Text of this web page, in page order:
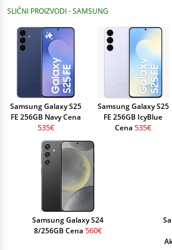
SLIČNI PROIZVODI - SAMSUNG
Samsung Galaxy S25
FE 256GB Navy Cena
535€
Samsung Galaxy S25
FE 256GB IcyBlue
Cena 535€
Samsung Galaxy S24
8/256GB Cena 560€